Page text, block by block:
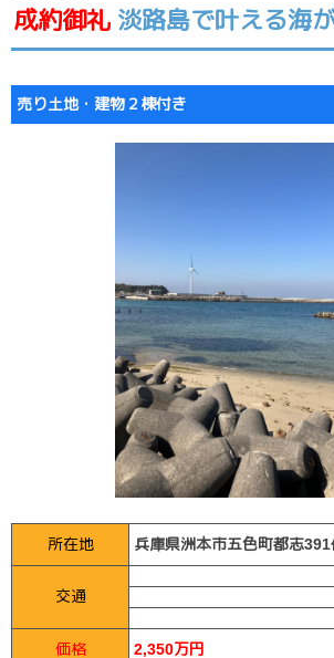
成約御礼 淡路島で叶える海
売り土地・建物２棟付き
所在地 兵庫県洲本市五色町都志
交通
価格 2,350万円